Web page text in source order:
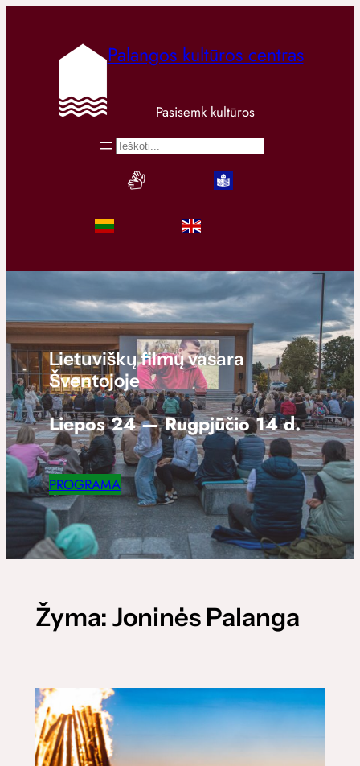
Palangos kultūros centras
Pasisemk kultūros
Paieška
Lietuviškų filmų vasara
Šventojoje
Liepos 24 — Rugpjūčio 14 d.
PROGRAMA
Žyma: Joninės Palanga